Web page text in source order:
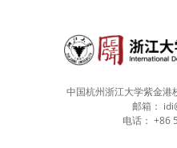
中国杭州浙江大学紫金
邮箱：
电话： +86